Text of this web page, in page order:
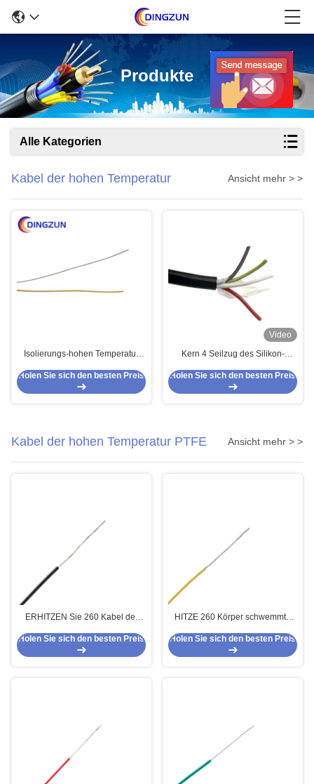
Produkte
Alle Kategorien
Kabel der hohen Temperatur Ansicht mehr > >
Isolierungs-hohen Temperatur
herauf Draht 24AWG 250C
Holen Sie sich den besten Preis
Video
Kern 4 Seilzug des Silikon-
Holen Sie sich den besten Preis
Kabel der hohen Temperatur PTFE Ansicht mehr > >
ERHITZEN Sie 260 Kabel der
angeschwemmtes hohen
Temperatur PTFE für
Holen Sie sich den besten Preis
HITZE 260 Körper schwemmte
AWG-Lehre13 für
Instrumentierung an
Holen Sie sich den besten Preis